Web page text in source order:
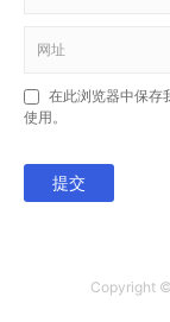
在此浏览器中保存
使用。
提交
Copyright